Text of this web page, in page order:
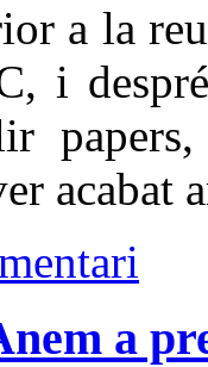
a la
i
acabat
a